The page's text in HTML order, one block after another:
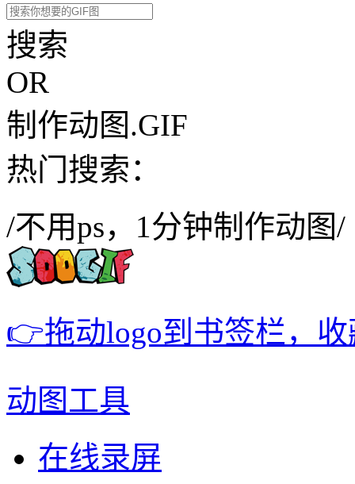
搜索
OR
制作动图.GIF
热门搜索：
/不用ps，1分钟制作动图/
👉拖动logo到书签栏，
动图工具
在线录屏